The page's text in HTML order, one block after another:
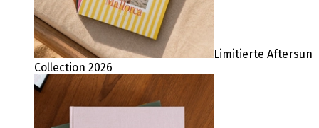
Limitierte Aftersun
Collection 2026